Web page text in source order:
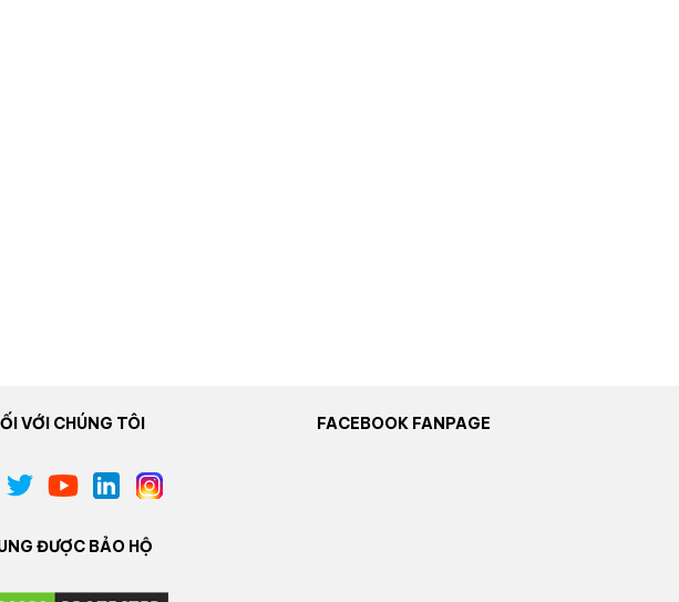
VỚI CHÚNG TÔI
ĐƯỢC BẢO HỘ
FACEBOOK FANPAGE